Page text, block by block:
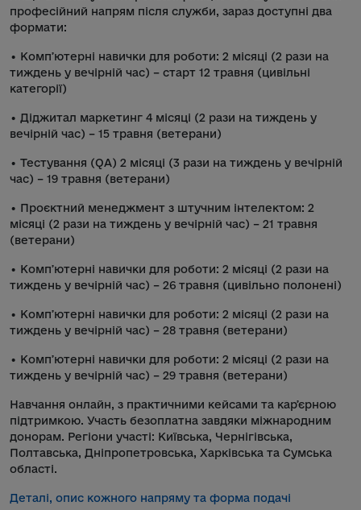
професійний напрям після служби, зараз доступні два
формати:
• Компʼютерні навички для роботи: 2 місяці (2 рази на
тиждень у вечірній час) – старт 12 травня (цивільні
категорії)
• Діджитал маркетинг 4 місяці (2 рази на тиждень у
вечірній час) – 15 травня (ветерани)
• Тестування (QA) 2 місяці (3 рази на тиждень у вечірній
час) – 19 травня (ветерани)
• Проєктний менеджмент з штучним інтелектом: 2
місяці (2 рази на тиждень у вечірній час) – 21 травня
(ветерани)
• Компʼютерні навички для роботи: 2 місяці (2 рази на
тиждень у вечірній час) – 26 травня (цивільно полонені)
• Компʼютерні навички для роботи: 2 місяці (2 рази на
тиждень у вечірній час) – 28 травня (ветерани)
• Компʼютерні навички для роботи: 2 місяці (2 рази на
тиждень у вечірній час) – 29 травня (ветерани)
Навчання онлайн, з практичними кейсами та карʼєрною
підтримкою. Участь безоплатна завдяки міжнародним
донорам. Регіони участі: Київська, Чернігівська,
Полтавська, Дніпропетровська, Харківська та Сумська
області.
Деталі, опис кожного напряму та форма подачі